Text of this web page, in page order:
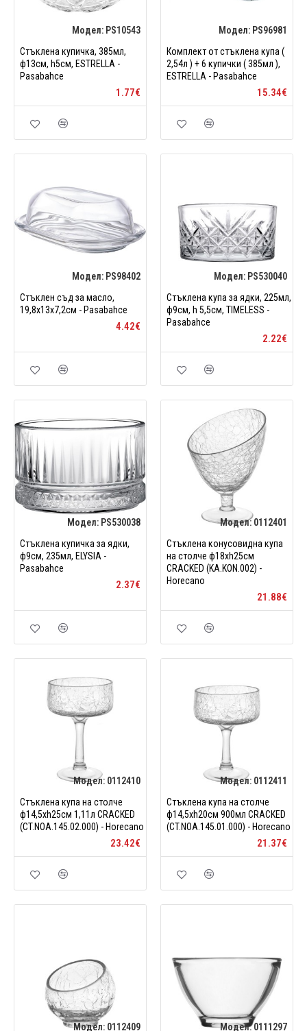
Модел: PS10543
Стъклена купичка, 385мл,
ф13см, h5см, ESTRELLA -
Pasabahce
1.77€
Модел: PS96981
Комплект от стъклена купа (
2,54л ) + 6 купички ( 385мл ),
ESTRELLA - Pasabahce
15.34€
Модел: PS98402
Стъклен съд за масло,
19,8х13x7,2см - Pasabahce
4.42€
Модел: PS530040
Стъклена купа за ядки, 225мл,
ф9см, h 5,5см, TIMELESS -
Pasabahce
2.22€
Модел: PS530038
Стъклена купичка за ядки,
ф9см, 235мл, ELYSIA -
Pasabahce
2.37€
Модел: 0112401
Стъклена конусовидна купа
на столче ф18xh25см
CRACKED (KA.KON.002) -
Horecano
21.88€
Модел: 0112410
Стъклена купа на столче
ф14,5xh25см 1,11л CRACKED
(CT.NOA.145.02.000) - Horecano
23.42€
Модел: 0112411
Стъклена купа на столче
ф14,5xh20см 900мл CRACKED
(CT.NOA.145.01.000) - Horecano
21.37€
Модел: 0112409
Модел:0111297